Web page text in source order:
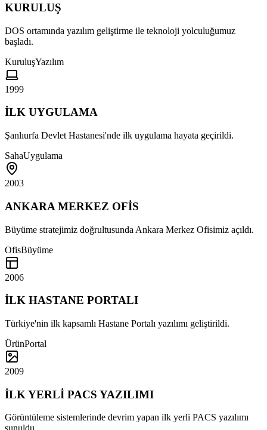
KURULUŞ
DOS ortamında yazılım geliştirme ile teknoloji yolculuğumuz
başladı.
KuruluşYazılım
1999
İLK UYGULAMA
Şanlıurfa Devlet Hastanesi'nde ilk uygulama hayata geçirildi.
SahaUygulama
2003
ANKARA MERKEZ OFİS
Büyüme stratejimiz doğrultusunda Ankara Merkez Ofisimiz açıldı.
OfisBüyüme
2006
İLK HASTANE PORTALI
Türkiye'nin ilk kapsamlı Hastane Portalı yazılımı geliştirildi.
ÜrünPortal
2009
İLK YERLİ PACS YAZILIMI
Görüntüleme sistemlerinde devrim yapan ilk yerli PACS yazılımı